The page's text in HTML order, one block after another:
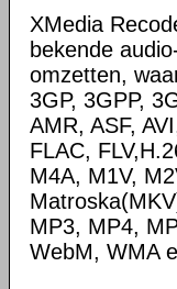
XMedia
bekende
omzetten,
3GP, 3GPP,
AMR, ASF,
FLAC,
M4A, M1V,
MP3, MP4,
WebM, WMA